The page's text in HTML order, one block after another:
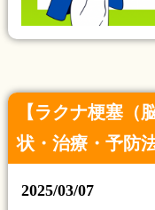
【ラクナ梗塞（
状・治療・予防
2025/03/07